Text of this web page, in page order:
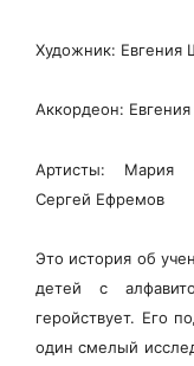
Художник: Евгения
Аккордеон:
Артисты: Мария
Сергей Ефремов
Это история об
детей с
геройствует. Его
один смелый